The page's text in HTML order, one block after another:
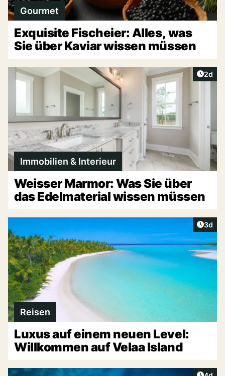
Gourmet
Exquisite Fischeier: Alles, was
Sie über Kaviar wissen müssen
2d
Immobilien & Interieur
Weisser Marmor: Was Sie über
das Edelmaterial wissen müssen
3d
Reisen
Luxus auf einem neuen Level:
Willkommen auf Velaa Island